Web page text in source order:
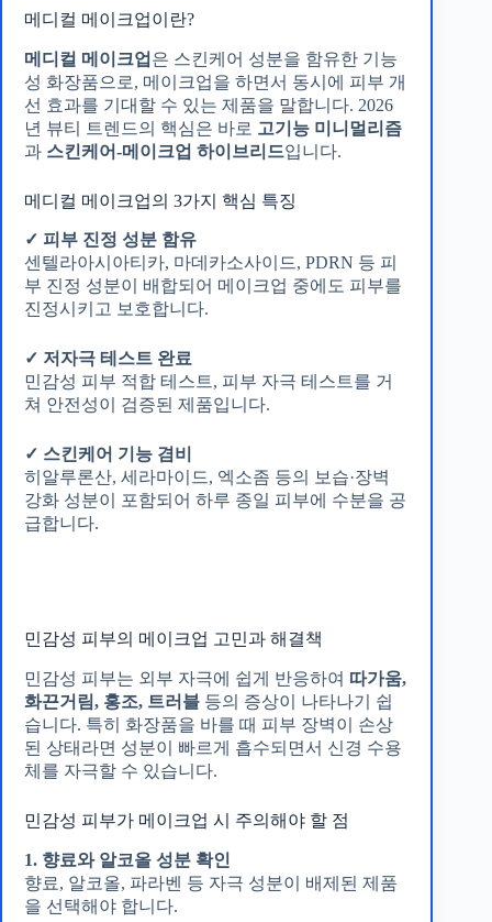
메디컬 메이크업이란?
메디컬 메이크업 은 스킨케어 성분을 함유한 기능
성 화장품으로, 메이크업을 하면서 동시에 피부 개
선 효과를 기대할 수 있는 제품을 말합니다. 2026
년 뷰티 트렌드의 핵심은 바로 고기능 미니멀리즘
과 스킨케어-메이크업 하이브리드입니다.
메디컬 메이크업의 3가지 핵심 특징
✓ 피부 진정 성분 함유
센텔라아시아티카, 마데카소사이드, PDRN 등 피
부 진정 성분이 배합되어 메이크업 중에도 피부를
진정시키고 보호합니다.
✓ 저자극 테스트 완료
민감성 피부 적합 테스트, 피부 자극 테스트를 거
쳐 안전성이 검증된 제품입니다.
✓ 스킨케어 기능 겸비
히알루론산, 세라마이드, 엑소좀 등의 보습·장벽
강화 성분이 포함되어 하루 종일 피부에 수분을 공
급합니다.
민감성 피부의 메이크업 고민과 해결책
민감성 피부는 외부 자극에 쉽게 반응하여 따가움,
화끈거림, 홍조, 트러블 등의 증상이 나타나기 쉽
습니다. 특히 화장품을 바를 때 피부 장벽이 손상
된 상태라면 성분이 빠르게 흡수되면서 신경 수용
체를 자극할 수 있습니다.
민감성 피부가 메이크업 시 주의해야 할 점
1. 향료와 알코올 성분 확인
향료, 알코올, 파라벤 등 자극 성분이 배제된 제품
을 선택해야 합니다.